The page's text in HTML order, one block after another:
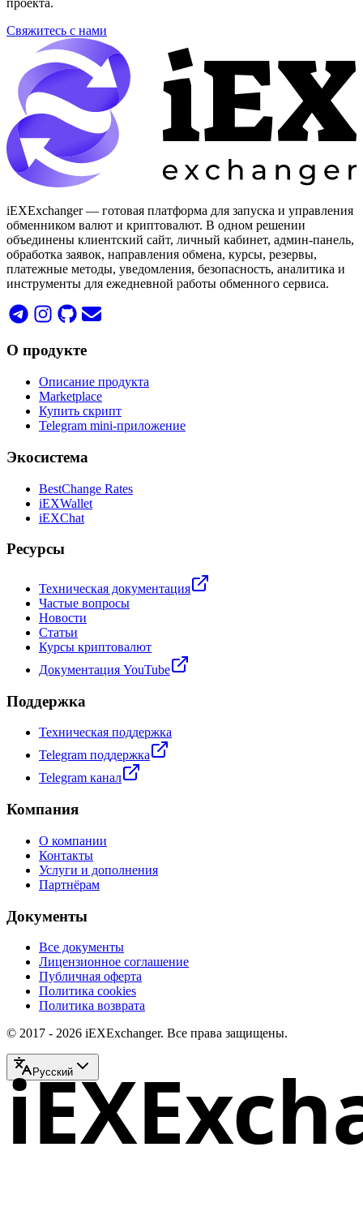
Свяжитесь с нами
iEXExchanger — готовая платформа для запуска и управления
обменником валют и криптовалют. В одном решении
объединены клиентский сайт, личный кабинет, админ-панель,
обработка заявок, направления обмена, курсы, резервы,
платежные методы, уведомления, безопасность, аналитика и
инструменты для ежедневной работы обменного сервиса.
О продукте
Описание продукта
Marketplace
Купить скрипт
Telegram mini-приложение
Экосистема
BestChange Rates
iEXWallet
iEXChat
Ресурсы
Техническая документация
Частые вопросы
Новости
Статьи
Курсы криптовалют
Документация YouTube
Поддержка
Техническая поддержка
Telegram поддержка
Telegram канал
Компания
О компании
Контакты
Услуги и дополнения
Партнёрам
Документы
Все документы
Лицензионное соглашение
Публичная оферта
Политика cookies
Политика возврата
© 2017 - 2026 iEXExchanger. Все права защищены.
Русский